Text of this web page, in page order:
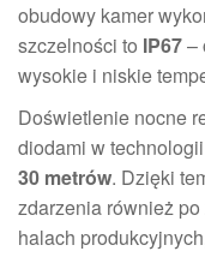
obudowy kamer
szczelności to IP67–
wysokie i niskie
Doświetlenie nocne
diodami w
30 metrów. Dzięki
zdarzenia również
halach